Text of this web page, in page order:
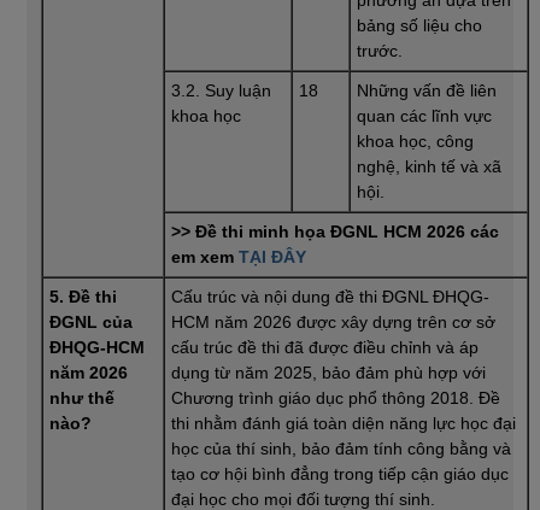
bảng số liệu cho
trước.
3.2. Suy luận
khoa học
18
Những vấn đề liên
quan các lĩnh vực
khoa học, công
nghệ, kinh tế và xã
hội.
>> Đề thi minh họa ĐGNL HCM 2026 các
em xem TẠI ĐÂY
5. Đề thi
ĐGNL của
ĐHQG-HCM
năm 2026
như thế
nào?
Cấu trúc và nội dung đề thi ĐGNL ĐHQG-
HCM năm 2026 được xây dựng trên cơ sở
cấu trúc đề thi đã được điều chỉnh và áp
dụng từ năm 2025, bảo đảm phù hợp với
Chương trình giáo dục phổ thông 2018. Đề
thi nhằm đánh giá toàn diện năng lực học đại
học của thí sinh, bảo đảm tính công bằng và
tạo cơ hội bình đẳng trong tiếp cận giáo dục
đại học cho mọi đối tượng thí sinh.